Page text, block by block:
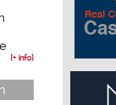
[+ info]